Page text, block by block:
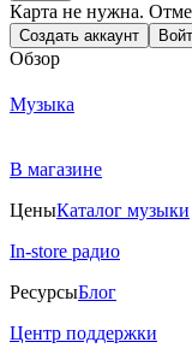
Карта не нужна.
Создать аккаунт
Обзор
Музыка
В магазине
ЦеныКаталог музыки
In-store радио
РесурсыБлог
Центр поддержки